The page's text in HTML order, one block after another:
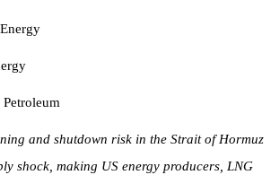
and shutdown risk in the Strait of Hormuz
shock, making US energy producers, LNG